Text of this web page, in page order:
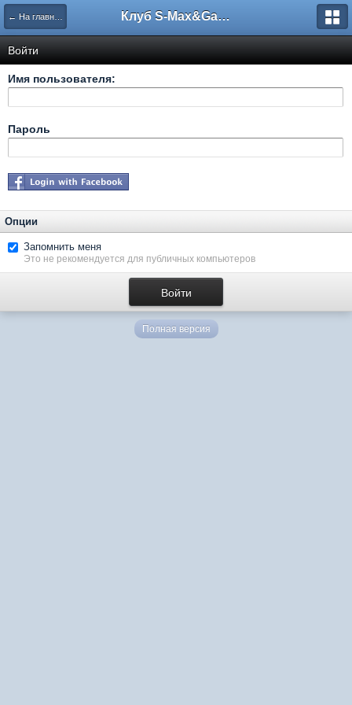
← На главную Клуб S-Max&Galaxy
Войти
Имя пользователя:
Пароль
Опции
Запомнить меня
Это не рекомендуется для публичных компьютеров
Полная версия